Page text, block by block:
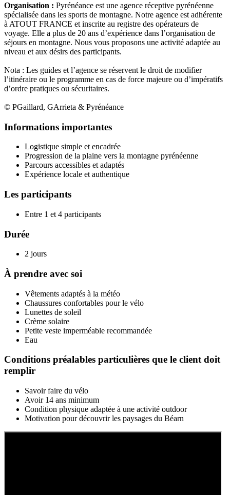
Organisation : Pyrénéance est une agence réceptive pyrénéenne
spécialisée dans les sports de montagne. Notre agence est adhérente
à ATOUT FRANCE et inscrite au registre des opérateurs de
voyage. Elle a plus de 20 ans d’expérience dans l’organisation de
séjours en montagne. Nous vous proposons une activité adaptée au
niveau et aux désirs des participants.
Nota : Les guides et l’agence se réservent le droit de modifier
l’itinéraire ou le programme en cas de force majeure ou d’impératifs
d’ordre pratiques ou sécuritaires.
© PGaillard, GArrieta & Pyrénéance
Informations importantes
Logistique simple et encadrée
Progression de la plaine vers la montagne pyrénéenne
Parcours accessibles et adaptés
Expérience locale et authentique
Les participants
Entre 1 et 4 participants
Durée
2 jours
À prendre avec soi
Vêtements adaptés à la météo
Chaussures confortables pour le vélo
Lunettes de soleil
Crème solaire
Petite veste imperméable recommandée
Eau
Conditions préalables particulières que le client doit
remplir
Savoir faire du vélo
Avoir 14 ans minimum
Condition physique adaptée à une activité outdoor
Motivation pour découvrir les paysages du Béarn